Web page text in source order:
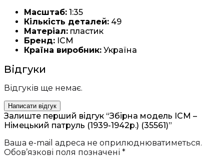
Масштаб: 1:35
Кількість деталей: 49
Матеріал: пластик
Бренд: ICM
Країна виробник: Україна
Відгуки
Відгуків ще немає.
Написати відгук
Залиште перший відгук “Збірна модель ICM –
Німецький патруль (1939-1942р.) (35561)”
Ваша e-mail адреса не оприлюднюватиметься.
Обов’язкові поля позначені *